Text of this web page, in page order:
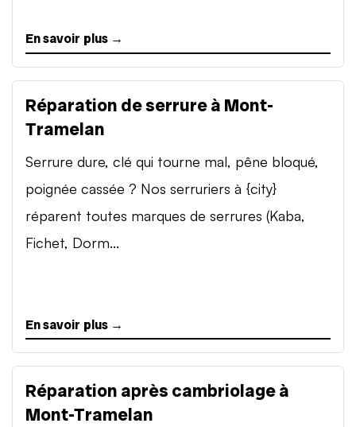
En savoir plus →
Réparation de serrure à Mont-
Tramelan
Serrure dure, clé qui tourne mal, pêne bloqué,
poignée cassée ? Nos serruriers à {city}
réparent toutes marques de serrures (Kaba,
Fichet, Dorm...
En savoir plus →
Réparation après cambriolage à
Mont-Tramelan